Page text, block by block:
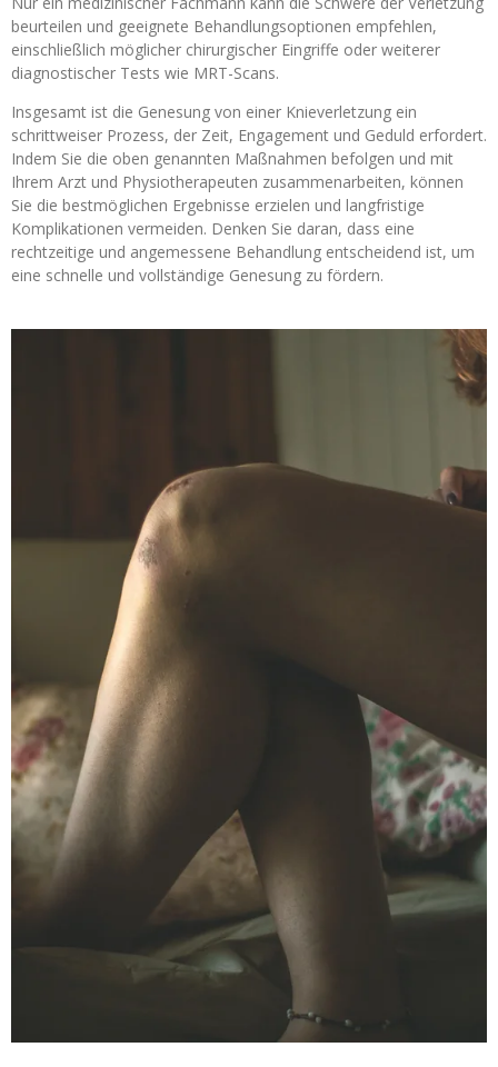
beurteilen und geeignete Behandlungsoptionen empfehlen,
einschließlich möglicher chirurgischer Eingriffe oder weiterer
diagnostischer Tests wie MRT-Scans.
Insgesamt ist die Genesung von einer Knieverletzung ein
schrittweiser Prozess, der Zeit, Engagement und Geduld erfordert.
Indem Sie die oben genannten Maßnahmen befolgen und mit
Ihrem Arzt und Physiotherapeuten zusammenarbeiten, können
Sie die bestmöglichen Ergebnisse erzielen und langfristige
Komplikationen vermeiden. Denken Sie daran, dass eine
rechtzeitige und angemessene Behandlung entscheidend ist, um
eine schnelle und vollständige Genesung zu fördern.